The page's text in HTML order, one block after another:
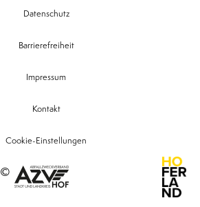
Datenschutz
Barrierefreiheit
Impressum
Kontakt
Cookie-Einstellungen
©